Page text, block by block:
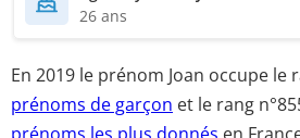
26 ans
En 2019 le prénom Joan occupe le
prénoms de garçon et le rang